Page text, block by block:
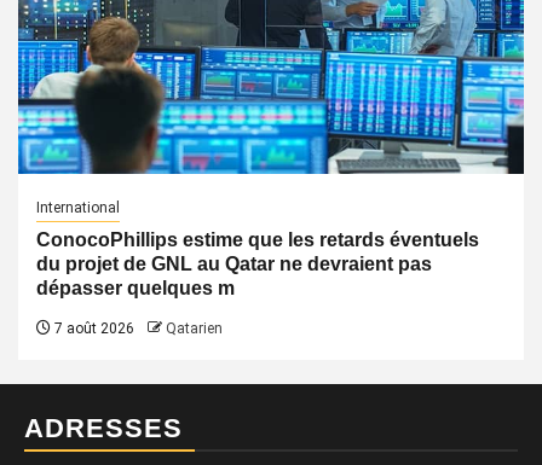
International
ConocoPhillips estime que les retards éventuels
du projet de GNL au Qatar ne devraient pas
dépasser quelques m
7 août 2026 Qatarien
ADRESSES